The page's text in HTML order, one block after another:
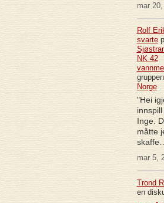
mar
Rolf
svarte
NK 42
gruppen
Norge
"Hei
Inge.
måtte
mar 5,
Trond
en